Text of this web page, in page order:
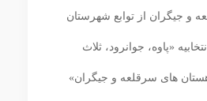
و جیگران از توابع شهرستان
«پاوه، جوانرود، ثلاث
های سرقلعه و جیگران»